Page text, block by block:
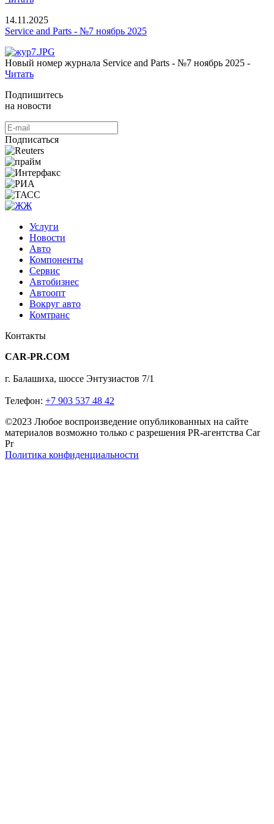
14.11.2025
Service and Parts - №7 ноябрь 2025
Новый номер журнала Service and Parts - №7 ноябрь 2025 -
Читать
Подпишитесь
на новости
Подписаться
Услуги
Новости
Авто
Компоненты
Сервис
Автобизнес
Автоопт
Вокруг авто
Комтранс
Контакты
CAR-PR.COM
г. Балашиха, шоссе Энтузиастов 7/1
Телефон: +7 903 537 48 42
©2023 Любое воспроизведение опубликованных на сайте
материалов возможно только с разрешения PR-агентства Car
Pr
Политика конфиденциальности